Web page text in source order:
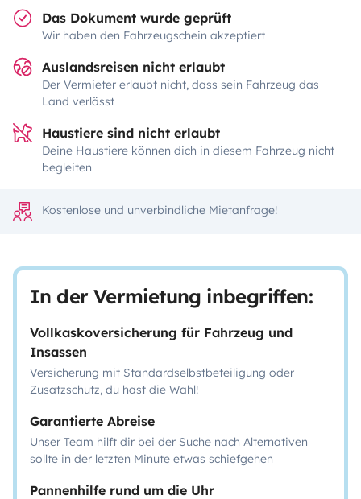
Das Dokument wurde geprüft
Wir haben den Fahrzeugschein akzeptiert
Auslandsreisen nicht erlaubt
Der Vermieter erlaubt nicht, dass sein Fahrzeug das
Land verlässt
Haustiere sind nicht erlaubt
Deine Haustiere können dich in diesem Fahrzeug nicht
begleiten
Kostenlose und unverbindliche Mietanfrage!
In der Vermietung inbegriffen:
Vollkaskoversicherung für Fahrzeug und
Insassen
Versicherung mit Standardselbstbeteiligung oder
Zusatzschutz, du hast die Wahl!
Garantierte Abreise
Unser Team hilft dir bei der Suche nach Alternativen
sollte in der letzten Minute etwas schiefgehen
Pannenhilfe rund um die Uhr